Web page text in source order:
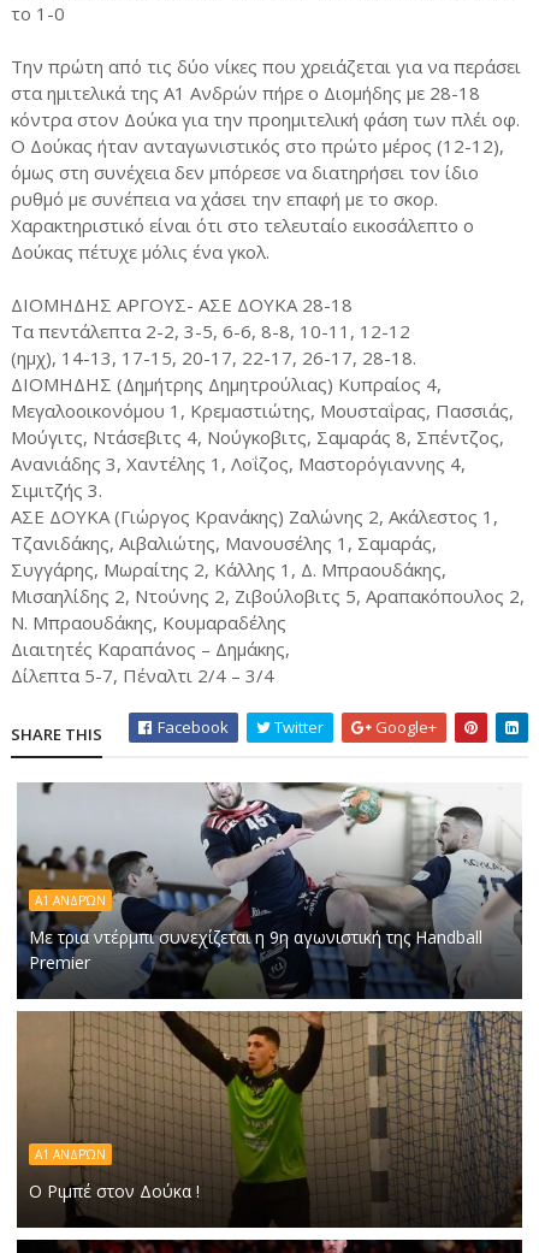
το 1-0
Την πρώτη από τις δύο νίκες που χρειάζεται για να περάσει
στα ημιτελικά της Α1 Ανδρών πήρε ο Διομήδης με 28-18
κόντρα στον Δούκα για την προημιτελική φάση των πλέι οφ.
Ο Δούκας ήταν ανταγωνιστικός στο πρώτο μέρος (12-12),
όμως στη συνέχεια δεν μπόρεσε να διατηρήσει τον ίδιο
ρυθμό με συνέπεια να χάσει την επαφή με το σκορ.
Χαρακτηριστικό είναι ότι στο τελευταίο εικοσάλεπτο ο
Δούκας πέτυχε μόλις ένα γκολ.
ΔΙΟΜΗΔΗΣ ΑΡΓΟΥΣ- ΑΣΕ ΔΟΥΚΑ 28-18
Τα πεντάλεπτα 2-2, 3-5, 6-6, 8-8, 10-11, 12-12
(ημχ), 14-13, 17-15, 20-17, 22-17, 26-17, 28-18.
ΔΙΟΜΗΔΗΣ (Δημήτρης Δημητρούλιας) Κυπραίος 4,
Μεγαλοοικονόμου 1, Κρεμαστιώτης, Μουσταΐρας, Πασσιάς,
Μούγιτς, Ντάσεβιτς 4, Νούγκοβιτς, Σαμαράς 8, Σπέντζος,
Ανανιάδης 3, Χαντέλης 1, Λοΐζος, Μαστορόγιαννης 4,
Σιμιτζής 3.
ΑΣΕ ΔΟΥΚΑ (Γιώργος Κρανάκης) Ζαλώνης 2, Ακάλεστος 1,
Τζανιδάκης, Αιβαλιώτης, Μανουσέλης 1, Σαμαράς,
Συγγάρης, Μωραίτης 2, Κάλλης 1, Δ. Μπραουδάκης,
Μισαηλίδης 2, Ντούνης 2, Ζιβούλοβιτς 5, Αραπακόπουλος 2,
Ν. Μπραουδάκης, Κουμαραδέλης
Διαιτητές Καραπάνος – Δημάκης,
Δίλεπτα 5-7, Πέναλτι 2/4 – 3/4
SHARE THIS Facebook Twitter Google+
A1 ΑΝΔΡΏΝ
Με τρια ντέρμπι συνεχίζεται η 9η αγωνιστική της Handball
Premier
Α1 ΑΝΔΡΏΝ
Ο Ριμπέ στον Δούκα !